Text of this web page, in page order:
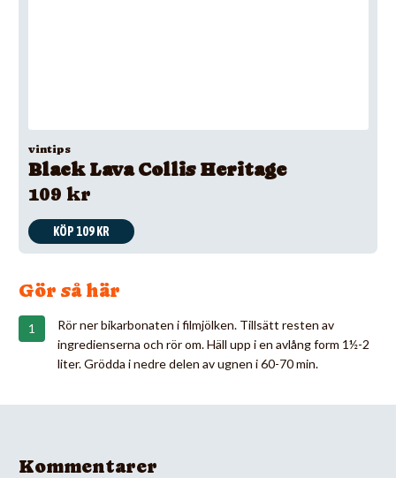
vintips
Black Lava Collis Heritage
109 kr
KÖP 109 KR
Gör så här
Rör ner bikarbonaten i filmjölken. Tillsätt resten av
ingredienserna och rör om. Häll upp i en avlång form 1½-2
liter. Grödda i nedre delen av ugnen i 60-70 min.
Kommentarer